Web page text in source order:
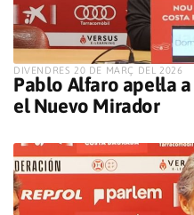
​DIVENDRES 20 DE MARÇ DEL 2026
Pablo Alfaro apel·la
el Nuevo Mirador